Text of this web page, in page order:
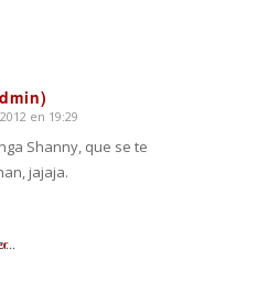
en 19:29
Shanny, que se te
jajaja.